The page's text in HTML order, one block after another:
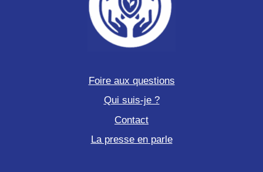
Foire aux questions
Qui suis-je ?
Contact
La presse en parle